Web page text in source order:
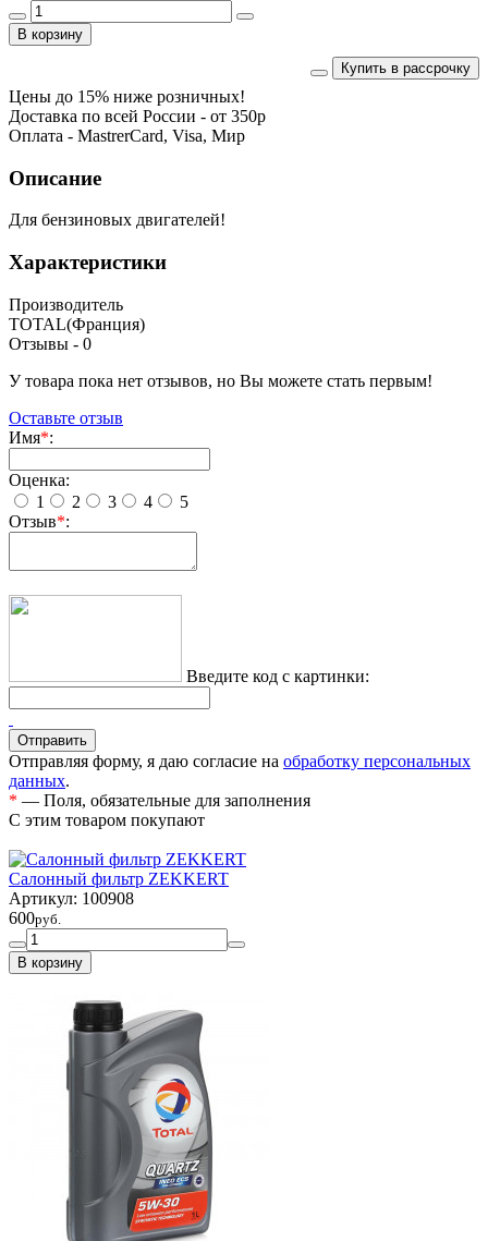
Купить в рассрочку
Цены до 15% ниже розничных!
Доставка по всей России - от 350р
Оплата - MastrerCard, Visa, Мир
Описание
Для бензиновых двигателей!
Характеристики
Производитель
TOTAL(Франция)
Отзывы - 0
У товара пока нет отзывов, но Вы можете стать первым!
Оставьте отзыв
Имя*:
Оценка:
1
2 3 4
5
Отзыв*:
Введите код с картинки:
Отправляя форму, я даю согласие на обработку персональных
данных.
* — Поля, обязательные для заполнения
C этим товаром покупают
Салонный фильтр ZEKKERT
Артикул: 100908
600руб.